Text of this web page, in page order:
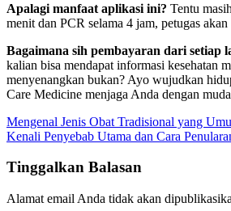
Apalagi manfaat aplikasi ini? Tentu
menit dan PCR selama 4 jam, petugas
Bagaimana sih pembayaran dari setiap
kalian bisa mendapat informasi kesehatan
menyenangkan bukan? Ayo wujudkan
Care Medicine menjaga Anda dengan
Navigasi
pos
Mengenal Jenis Obat Tradisional yang
Kenali Penyebab Utama dan Cara
Tinggalkan Balasan
Alamat email Anda tidak akan